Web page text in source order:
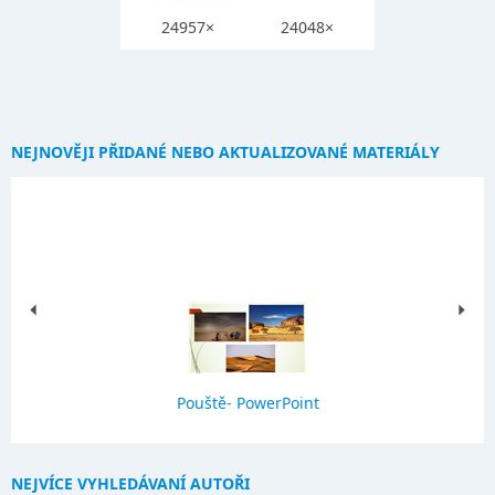
24957× 24048×
NEJNOVĚJI PŘIDANÉ NEBO AKTUALIZOVANÉ MATERIÁLY
Pouště- PowerPoint
NEJVÍCE VYHLEDÁVANÍ AUTOŘI